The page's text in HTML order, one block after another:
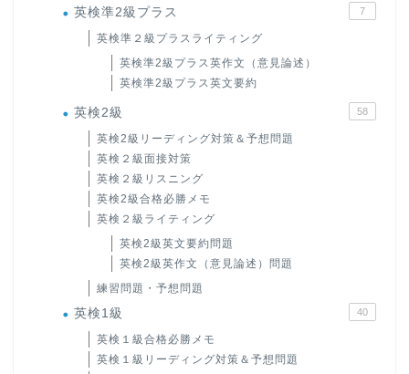
英検準2級プラス 7
英検準２級プラスライティング
英検準2級プラス英作文（意見論述）
英検準2級プラス英文要約
英検2級 58
英検2級リーディング対策＆予想問題
英検２級面接対策
英検２級リスニング
英検2級合格必勝メモ
英検２級ライティング
英検2級英文要約問題
英検2級英作文（意見論述）問題
練習問題・予想問題
英検1級 40
英検１級合格必勝メモ
英検１級リーディング対策＆予想問題